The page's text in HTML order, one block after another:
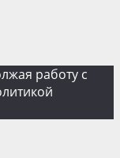
работу с